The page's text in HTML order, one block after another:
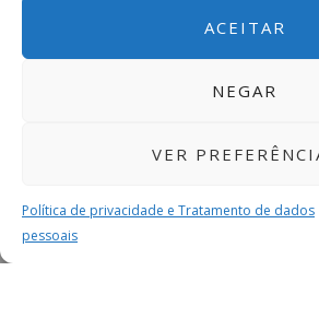
ACEITAR
NEGAR
VER
Política de privacidade e Tratamento de dados
pessoais